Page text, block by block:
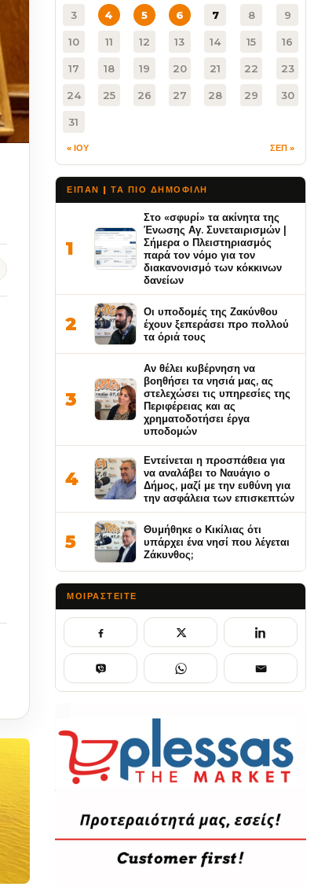
3 4 5 6 7 8 9
10 11 12 13 14 15 16
17 18 19 20 21 22 23
24 25 26 27 28 29 30
31
« ΙΟΥ ΣΕΠ »
ΕΙΠΑΝ | ΤΑ ΠΙΟ ΔΗΜΟΦΙΛΉ
1
Στο «σφυρί» τα ακίνητα της
Ένωσης Αγ. Συνεταιρισμών |
Σήμερα ο Πλειστηριασμός
παρά τον νόμο για τον
διακανονισμό των κόκκινων
δανείων
2
Οι υποδομές της Ζακύνθου
έχουν ξεπεράσει προ πολλού
τα όριά τους
3
Αν θέλει κυβέρνηση να
βοηθήσει τα νησιά μας, ας
στελεχώσει τις υπηρεσίες της
Περιφέρειας και ας
χρηματοδοτήσει έργα
υποδομών
4
Εντείνεται η προσπάθεια για
να αναλάβει το Ναυάγιο ο
Δήμος, μαζί με την ευθύνη για
την ασφάλεια των επισκεπτών
5
Θυμήθηκε ο Κικίλιας ότι
υπάρχει ένα νησί που λέγεται
Ζάκυνθος;
ΜΟΙΡΑΣΤΕΊΤΕ